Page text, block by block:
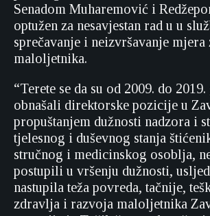
Senadom Muharemović i
optužen za nesavjestan rad u u
sprečavanje i neizvršavanje mjera
maloljetnika.
“Terete se da su od 2009. do
obnašali direktorske pozicije u
propuštanjem dužnosti nadzora i
tjelesnog i duševnog stanja
stručnog i medicinskog osoblja,
postupili u vršenju dužnosti,
nastupila teža povreda, tačnije,
zdravlja i razvoja maloljetnika